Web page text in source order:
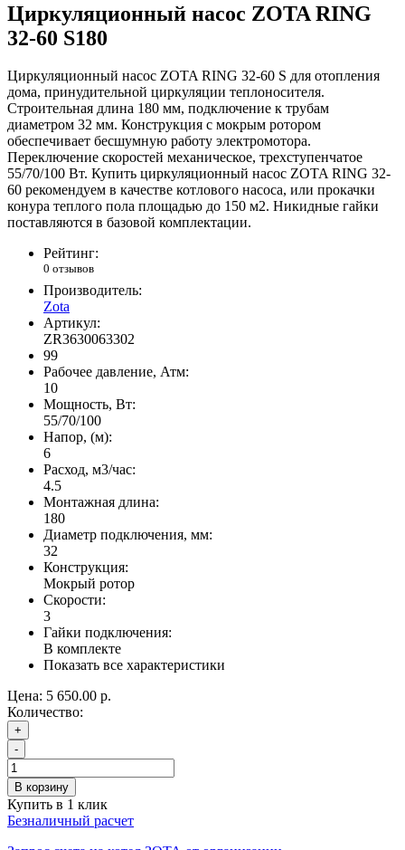
Циркуляционный насос ZOTA RING
32-60 S180
Циркуляционный насос ZOTA RING 32-60 S для отопления
дома, принудительной циркуляции теплоносителя.
Строительная длина 180 мм, подключение к трубам
диаметром 32 мм. Конструкция с мокрым ротором
обеспечивает бесшумную работу электромотора.
Переключение скоростей механическое, трехступенчатое
55/70/100 Вт. Купить циркуляционный насос ZOTA RING 32-
60 рекомендуем в качестве котлового насоса, или прокачки
конура теплого пола площадью до 150 м2. Никидные гайки
поставляются в базовой комплектации.
Рейтинг:
0 отзывов
Производитель:
Zota
Артикул:
ZR3630063302
99
Рабочее давление, Атм:
10
Мощность, Вт:
55/70/100
Напор, (м):
6
Расход, м3/час:
4.5
Монтажная длина:
180
Диаметр подключения, мм:
32
Конструкция:
Мокрый ротор
Скорости:
3
Гайки подключения:
В комплекте
Показать все характеристики
Цена: 5 650.00 р.
Количество:
+
-
В корзину
Купить в 1 клик
Безналичный расчет